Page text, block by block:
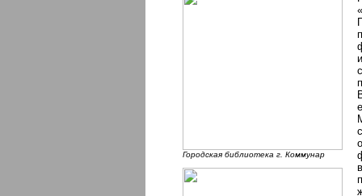
Городская библиотека г. Коммунар